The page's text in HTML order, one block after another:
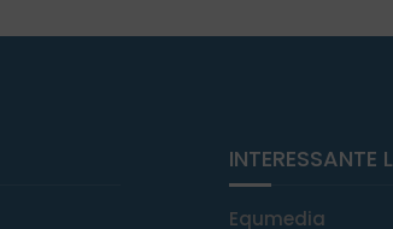
INTERESSANTE
Equmedia